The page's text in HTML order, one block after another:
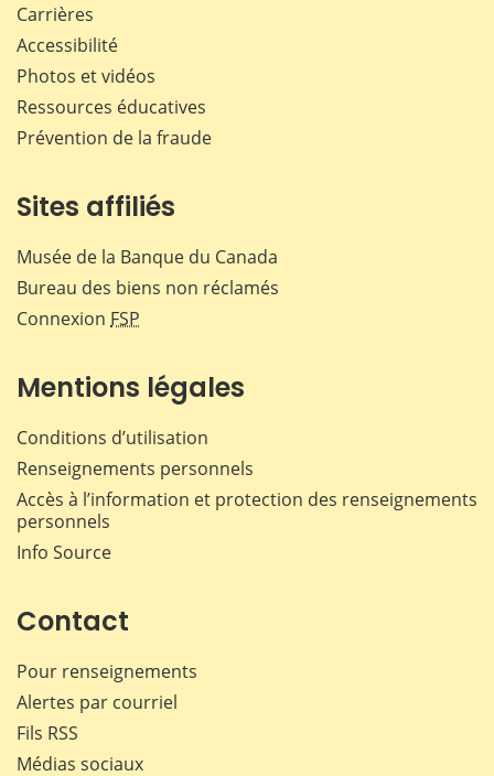
Carrières
Accessibilité
Photos et vidéos
Ressources éducatives
Prévention de la fraude
Sites affiliés
Musée de la Banque du Canada
Bureau des biens non réclamés
Connexion FSP
Mentions légales
Conditions d’utilisation
Renseignements personnels
Accès à l’information et protection des renseignements
personnels
Info Source
Contact
Pour renseignements
Alertes par courriel
Fils RSS
Médias sociaux